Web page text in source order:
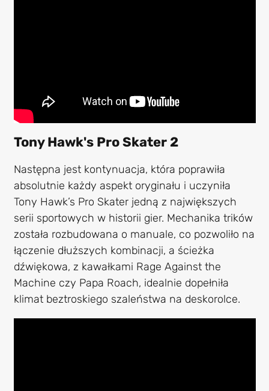
Tony Hawk's Pro Skater 2
Następna jest kontynuacja, która poprawiła
absolutnie każdy aspekt oryginału i uczyniła
Tony Hawk’s Pro Skater jedną z największych
serii sportowych w historii gier. Mechanika trików
została rozbudowana o manuale, co pozwoliło na
łączenie dłuższych kombinacji, a ścieżka
dźwiękowa, z kawałkami Rage Against the
Machine czy Papa Roach, idealnie dopełniła
klimat beztroskiego szaleństwa na deskorolce.